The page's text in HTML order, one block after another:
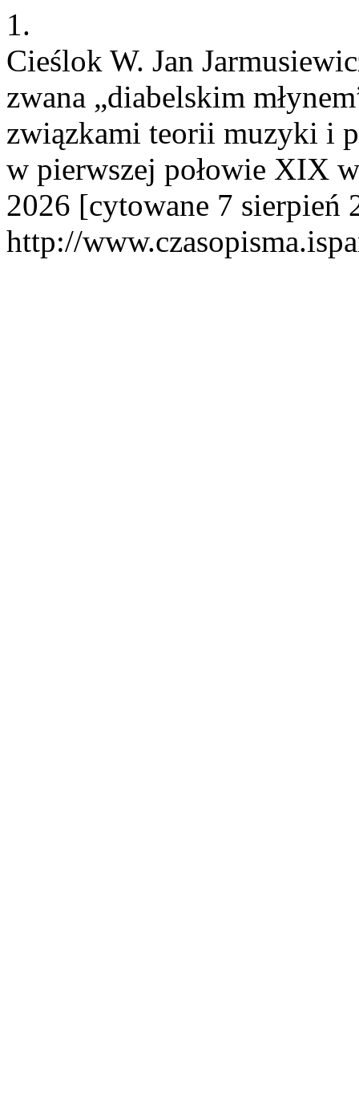
1.
Cieślok W. Jan
zwana „diabelskim
związkami teorii muzyki i
w pierwszej połowie XIX
2026 [cytowane 7 sierpień
http://